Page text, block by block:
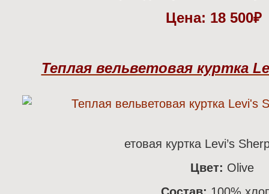
Цена: 18
Теплая вельветовая куртка
етовая куртка Levi’s
Цвет: Olive